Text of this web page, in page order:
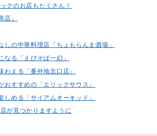
クのお店もたくさん！
店」
の中華料理店「ちょもらんま酒場」
る「えびそば一幻」
える「番外地北口店」
すすめの「エリックサウス」
める「サイアムオーキッド」
が見つかりますように